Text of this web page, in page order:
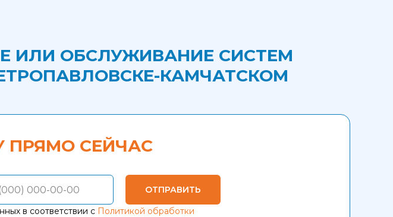
ИЛИ ОБСЛУЖИВАНИЕ СИСТЕМ
КАМЧАТСКОМ
в соответствии с Политикой обработки
ОТПРАВИТЬ
ПРЯМО СЕЙЧАС